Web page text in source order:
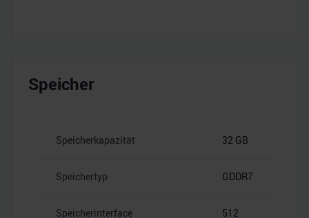
Speicher
Speicherkapazität 32 GB
Speichertyp GDDR7
Speicherinterface 512